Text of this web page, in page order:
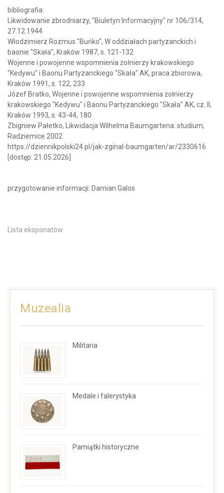
bibliografia:
Likwidowanie zbrodniarzy, "Biuletyn Informacyjny" nr 106/314,
27.12.1944
Włodzimierz Rozmus "Buńko", W oddziałach partyzanckich i
baonie "Skała", Kraków 1987, s. 121-132
Wojenne i powojenne wspomnienia żołnierzy krakowskiego
"Kedywu" i Baonu Partyzanckiego "Skała" AK, praca zbiorowa,
Kraków 1991, s. 122, 233
Józef Bratko, Wojenne i powojenne wspomnienia żołnierzy
krakowskiego "Kedywu" i Baonu Partyzanckiego "Skała" AK, cz. II,
Kraków 1993, s. 43-44, 180
Zbigniew Pałetko, Likwidacja Wilhelma Baumgartena: studium,
Radziemice 2002
https://dziennikpolski24.pl/jak-zginal-baumgarten/ar/2330616
[dostęp: 21.05.2026]
przygotowanie informacji: Damian Galos
Lista eksponatów
Muzealia
Militaria
Medale i falerystyka
Pamiątki historyczne